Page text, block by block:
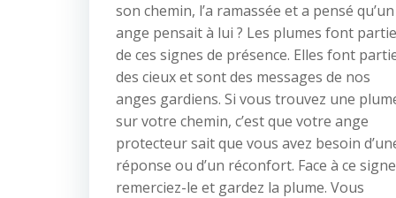
son chemin, l’a ramassée et a pensé qu’un
ange pensait à lui ? Les plumes font partie
de ces signes de présence. Elles font
des cieux et sont des messages de nos
anges gardiens. Si vous trouvez une
sur votre chemin, c’est que votre ange
protecteur sait que vous avez besoin
réponse ou d’un réconfort. Face à ce
remerciez-le et gardez la plume. Vous